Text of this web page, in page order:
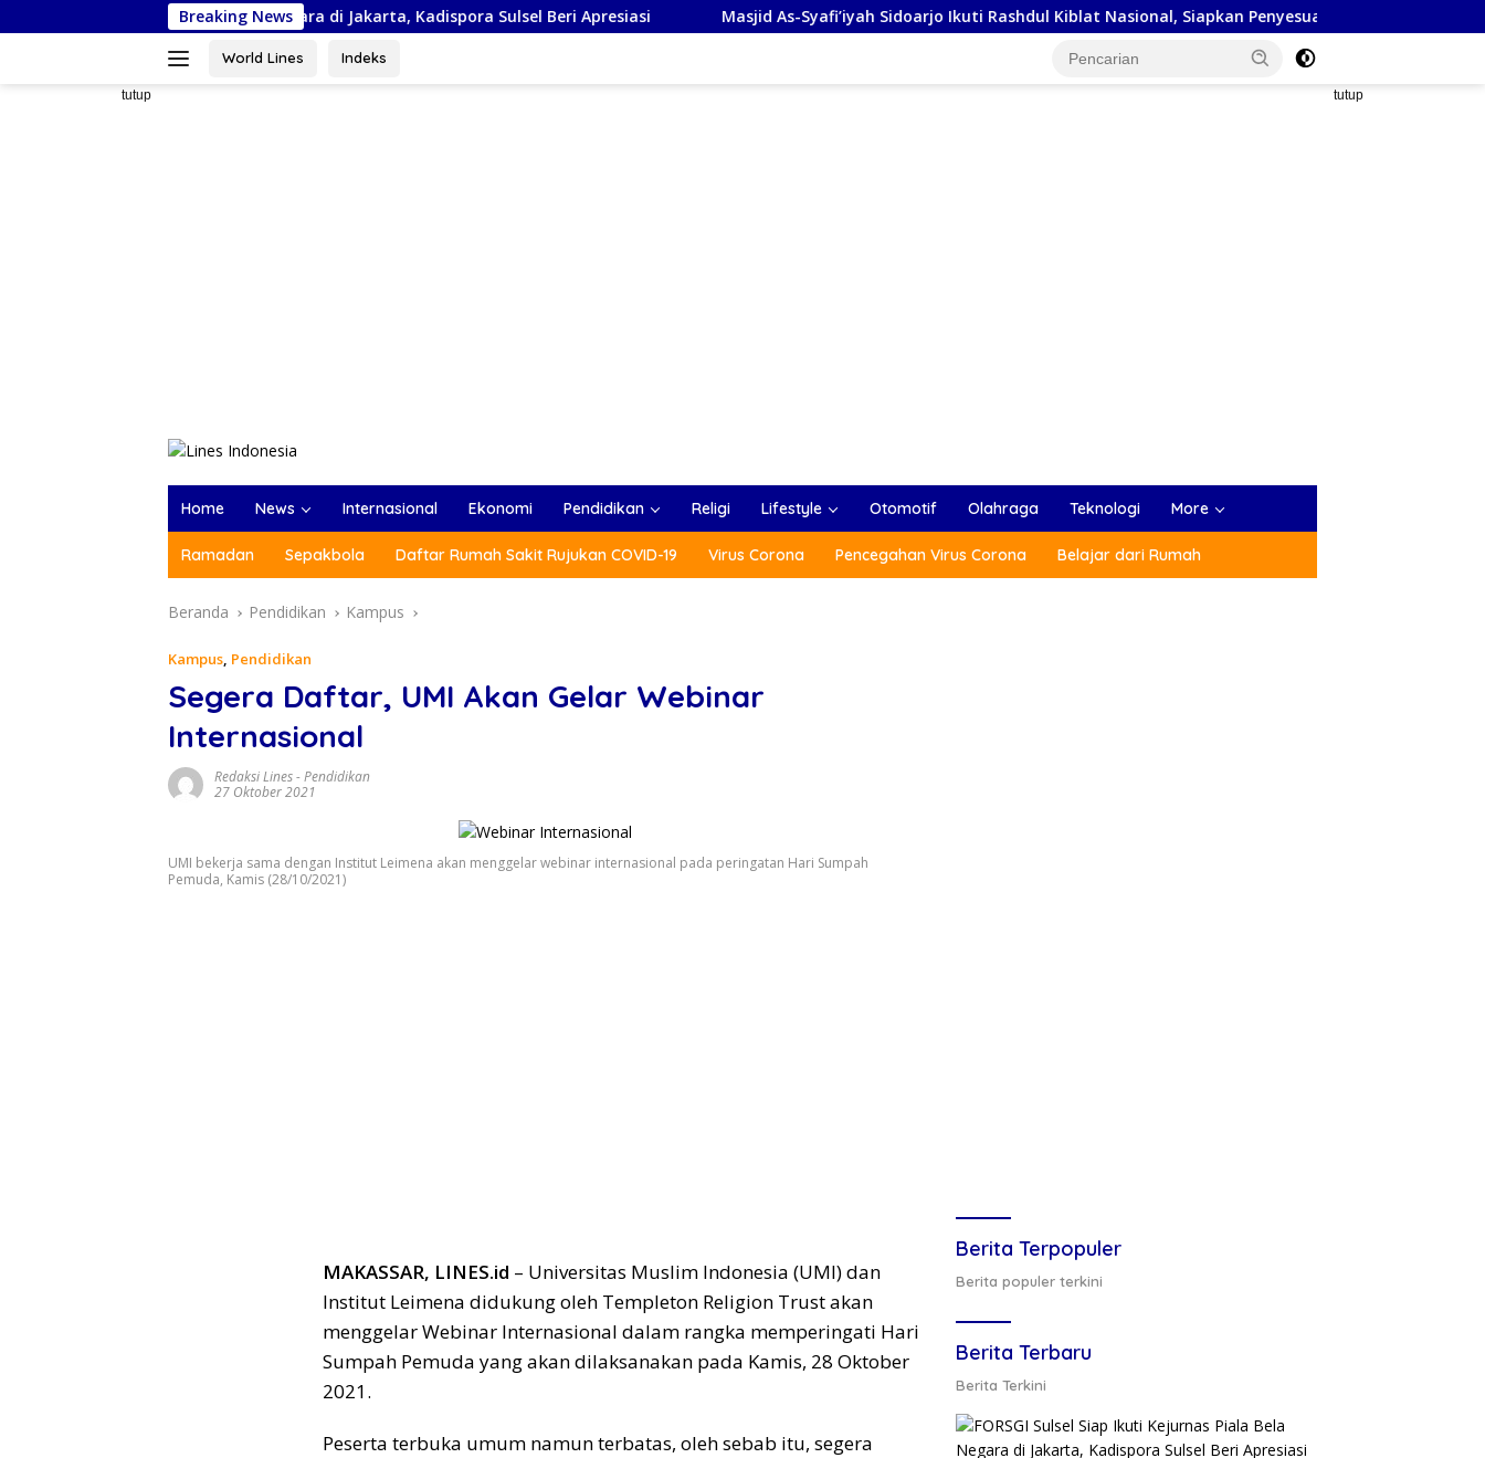
ke
Breaking News
Piala Bela Negara di Jakarta, Kadispora Sulsel Beri Apresiasi Masjid As-Syafi’iyah Sidoarjo Ikuti Rashdul Kiblat Nasional, Siapkan Penyesuaian Arah Kiblat
World Lines Indeks
tutup tutup
Home News Internasional Ekonomi Pendidikan Religi Lifestyle Otomotif Olahraga Teknologi More
Ramadan Sepakbola Daftar Rumah Sakit Rujukan COVID-19 Virus Corona Pencegahan Virus Corona Belajar dari Rumah
Beranda Pendidikan Kampus
Kampus, Pendidikan
Segera Daftar, UMI Akan Gelar Webinar
Internasional
Redaksi Lines-Pendidikan
27 Oktober 2021
UMI bekerja sama dengan Institut Leimena akan menggelar webinar internasional pada peringatan Hari Sumpah
Pemuda, Kamis (28/10/2021)
MAKASSAR, LINES.id – Universitas Muslim Indonesia (UMI) dan
Institut Leimena didukung oleh Templeton Religion Trust akan
menggelar Webinar Internasional dalam rangka memperingati Hari
Sumpah Pemuda yang akan dilaksanakan pada Kamis, 28 Oktober
2021.
Peserta terbuka umum namun terbatas, oleh sebab itu, segera
Berita Terpopuler
Berita populer terkini
Berita Terbaru
Berita Terkini